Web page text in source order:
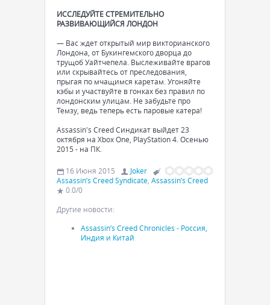
ИССЛЕДУЙТЕ СТРЕМИТЕЛЬНО
РАЗВИВАЮЩИЙСЯ ЛОНДОН
— Вас ждет открытый мир викторианского
Лондона, от Букингемского дворца до
трущоб Уайтчепела. Выслеживайте врагов
или скрывайтесь от преследования,
прыгая по мчащимся каретам. Угоняйте
кэбы и участвуйте в гонках без правил по
лондонским улицам. Не забудьте про
Темзу, ведь теперь есть паровые катера!
Assassin's Creed Синдикат выйдет 23
октября на Xbox One, PlayStation 4. Осенью
2015 - на ПК.
16 Июня 2015
Joker
Assassin’s Creed Syndicate Assassin’s Creed
0.0/0
Другие новости:
Assassin’s Creed Chronicles - Россия,
Индия и Китай